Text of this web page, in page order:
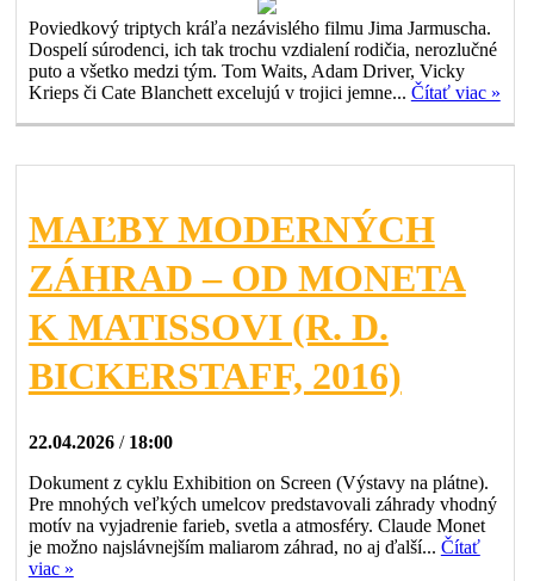
Poviedkový triptych kráľa nezávislého filmu Jima Jarmuscha.
Dospelí súrodenci, ich tak trochu vzdialení rodičia, nerozlučné
puto a všetko medzi tým. Tom Waits, Adam Driver, Vicky
Krieps či Cate Blanchett excelujú v trojici jemne... Čítať viac »
MAĽBY MODERNÝCH
ZÁHRAD – OD MONETA
K MATISSOVI (R. D.
BICKERSTAFF, 2016)
22.04.2026/ 18:00
Dokument z cyklu Exhibition on Screen (Výstavy na plátne).
Pre mnohých veľkých umelcov predstavovali záhrady vhodný
motív na vyjadrenie farieb, svetla a atmosféry. Claude Monet
je možno najslávnejším maliarom záhrad, no aj ďalší... Čítať
viac »